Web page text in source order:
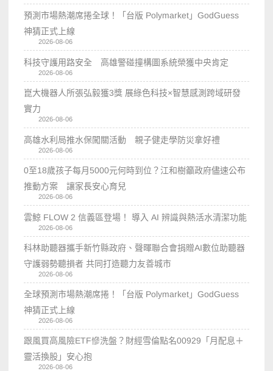
預測市場熱潮席捲全球！「台版 Polymarket」GodGuess
神猜正式上線
2026-08-06
科技守護用路安全 高雄警碰撞構圖系統榮獲中央肯定
2026-08-06
崑大機器人所張弘毅獲3獎 展綠色科技×智慧感測跨域研發
實力
2026-08-06
高雄水利局推水保闖關活動 親子健走學防災拿好禮
2026-08-06
0至18歲孩子每月5000元何時到位？江和樹籲政府儘速公布
推動方案 讓家長安心育兒
2026-08-06
雲鯨 FLOW 2 信義區登場！ 導入 AI 辨識與熱活水清潔功能
2026-08-06
科林助聽器攜手新竹縣政府、聲暉聯合會捐贈AI數位助聽器
守護弱勢聽損者 共同打造聽力友善城市
2026-08-06
全球預測市場熱潮席捲！「台版 Polymarket」GodGuess
神猜正式上線
2026-08-06
跟風買高風險ETF慘洗盤？財經雪倫點名00929「月配息＋
靈活換股」安心抱
2026-08-06